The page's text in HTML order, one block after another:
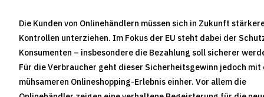
Die Kunden von Onlinehändlern müssen sich in Zukunft
Kontrollen unterziehen. Im Fokus der EU steht dabei der
Konsumenten – insbesondere die Bezahlung soll sicherer
Für die Verbraucher geht dieser Sicherheitsgewinn jedoch mit
mühsameren Onlineshopping-Erlebnis einher. Vor allem die